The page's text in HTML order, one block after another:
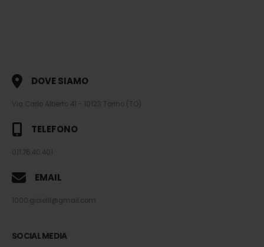
DOVE SIAMO
Via Carlo Alberto 41 - 10123 Torino (TO)
TELEFONO
011.76.40.401
EMAIL
1000.gioielli@gmail.com
SOCIAL MEDIA